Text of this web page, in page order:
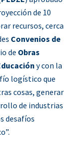
de 10
recursos, cerca
Convenios de
de Obras
y con la
logístico que
cosas, generar
de industrias
desafíos